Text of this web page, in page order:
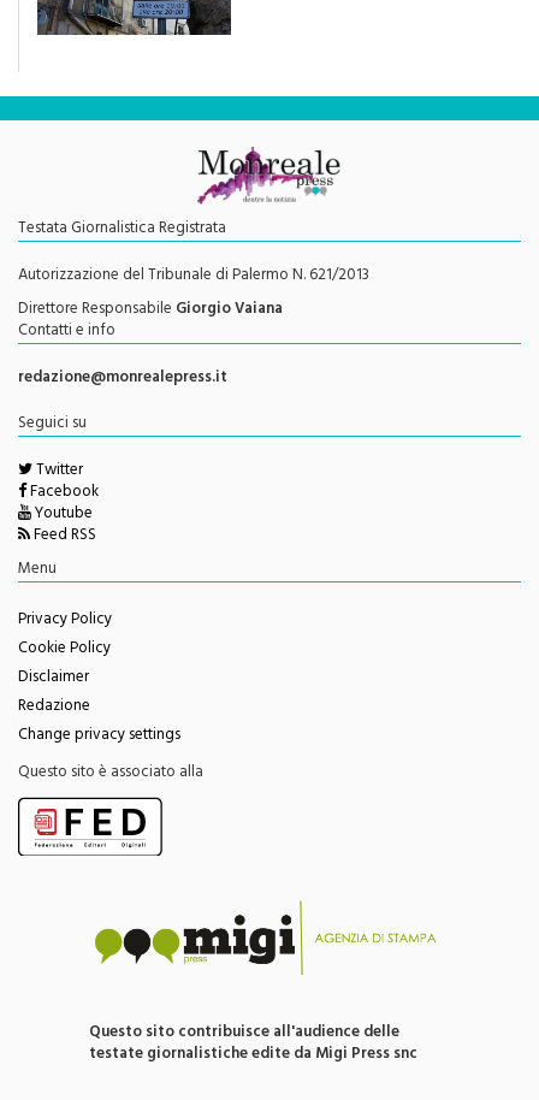
Testata Giornalistica Registrata
Autorizzazione del Tribunale di Palermo N. 621/2013
Direttore Responsabile Giorgio Vaiana
Contatti e info
redazione@monrealepress.it
Seguici su
Twitter
Facebook
Youtube
Feed RSS
Menu
Privacy Policy
Cookie Policy
Disclaimer
Redazione
Change privacy settings
Questo sito è associato alla
Questo sito contribuisce all'audience delle
testate giornalistiche edite da Migi Press snc